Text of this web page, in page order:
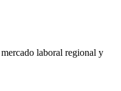
laboral regional y